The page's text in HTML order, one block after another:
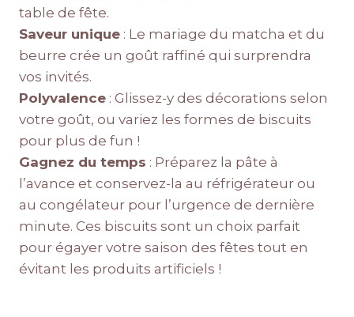
table de fête.
Saveur unique : Le mariage du matcha et du
beurre crée un goût raffiné qui surprendra
vos invités.
Polyvalence : Glissez-y des décorations selon
votre goût, ou variez les formes de biscuits
pour plus de fun !
Gagnez du temps : Préparez la pâte à
l’avance et conservez-la au réfrigérateur ou
au congélateur pour l’urgence de dernière
minute. Ces biscuits sont un choix parfait
pour égayer votre saison des fêtes tout en
évitant les produits artificiels !